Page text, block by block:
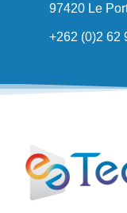
97420 Le
+262 (0)2 62